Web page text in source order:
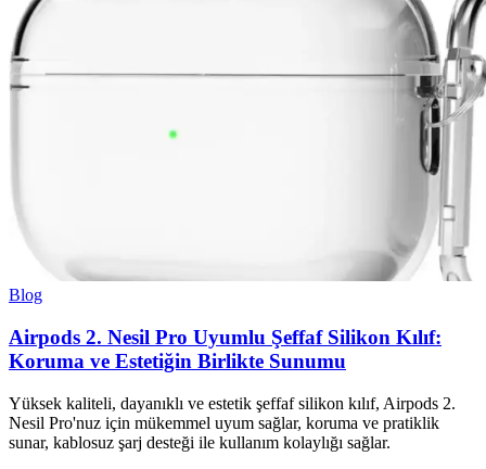
Blog
Airpods 2. Nesil Pro Uyumlu Şeffaf Silikon Kılıf:
Koruma ve Estetiğin Birlikte Sunumu
Yüksek kaliteli, dayanıklı ve estetik şeffaf silikon kılıf, Airpods 2.
Nesil Pro'nuz için mükemmel uyum sağlar, koruma ve pratiklik
sunar, kablosuz şarj desteği ile kullanım kolaylığı sağlar.